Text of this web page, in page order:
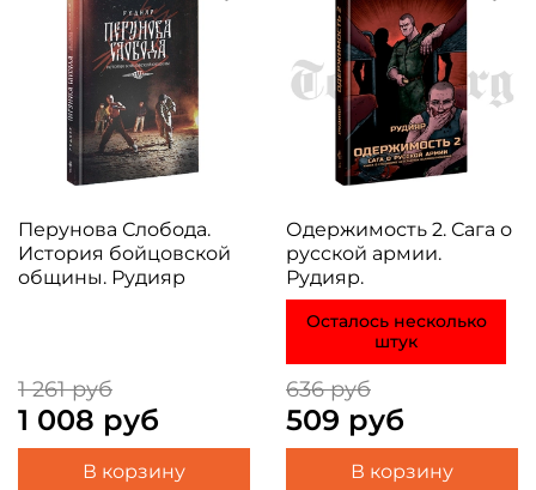
Перунова Слобода.
История бойцовской
общины. Рудияр
1 261 руб
1 008 руб
В корзину
Одержимость 2. Сага о
русской армии.
Рудияр.
Осталось несколько
штук
636 руб
509 руб
В корзину